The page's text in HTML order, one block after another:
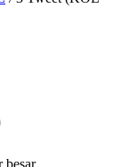
besar